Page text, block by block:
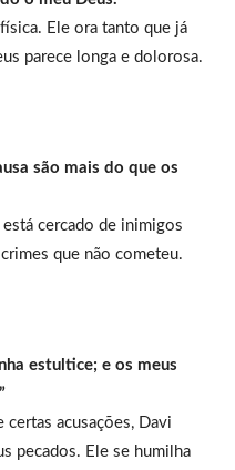
Ele ora tanto que já
parece longa e dolorosa.
são mais do que os
cercado de inimigos
que não cometeu.
estultice; e os meus
certas acusações, Davi
pecados. Ele se humilha